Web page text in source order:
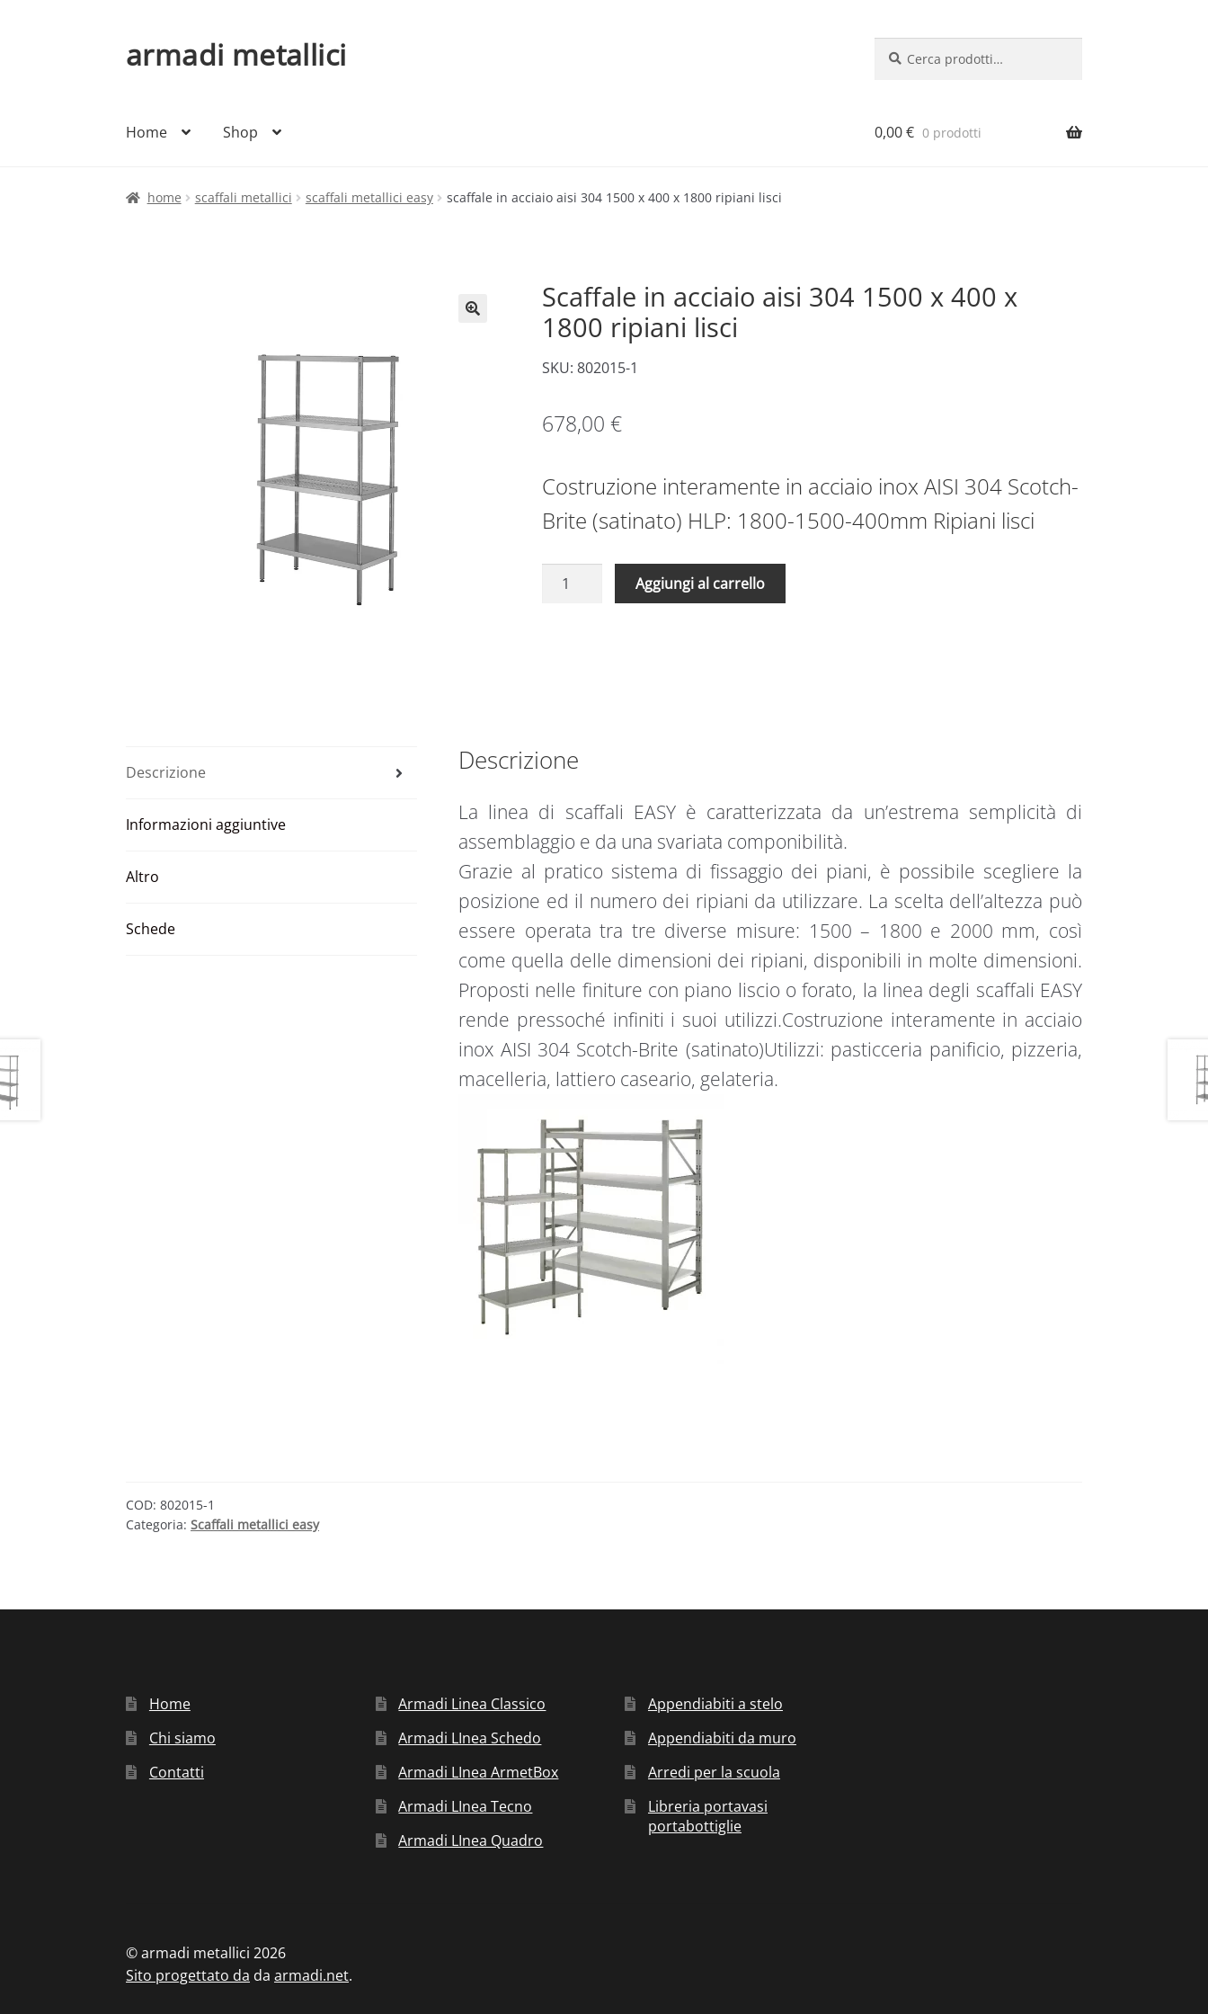
Vai
alla
Vai
al
armadi metallici
Home Shop 0,00€ 0 prodotti
home scaffali metallici scaffali metallici easy scaffale in acciaio aisi 304 1500 x 400 x 1800 ripiani lisci
Scaffale in acciaio aisi 304 1500 x 400 x
1800 ripiani lisci
SKU: 802015-1
678,00 €
Costruzione interamente in acciaio inox AISI 304 Scotch-
Brite (satinato) HLP: 1800-1500-400mm Ripiani lisci
Scaffale
x
1800
lisci
quantità
Aggiungi al carrello
:
Descrizione
Informazioni aggiuntive
Altro
Schede
Descrizione
La linea di scaffali EASY è caratterizzata da un’estrema semplicità di
assemblaggio e da una svariata componibilità.
Grazie al pratico sistema di fissaggio dei piani, è possibile scegliere la
posizione ed il numero dei ripiani da utilizzare. La scelta dell’altezza può
essere operata tra tre diverse misure: 1500 – 1800 e 2000 mm, così
come quella delle dimensioni dei ripiani, disponibili in molte dimensioni.
Proposti nelle finiture con piano liscio o forato, la linea degli scaffali EASY
rende pressoché infiniti i suoi utilizzi.Costruzione interamente in acciaio
inox AISI 304 Scotch-Brite (satinato)Utilizzi: pasticceria panificio, pizzeria,
macelleria, lattiero caseario, gelateria.
COD:802015-1
Categoria:Scaffali metallici easy
Home
Chi siamo
Contatti
Armadi Linea Classico
Armadi LInea Schedo
Armadi LInea ArmetBox
Armadi LInea Tecno
Armadi LInea Quadro
Appendiabiti a stelo
Appendiabiti da muro
Arredi per la scuola
Libreria portavasi
portabottiglie
© armadi metallici 2026
Sito progettato da daarmadi.net.